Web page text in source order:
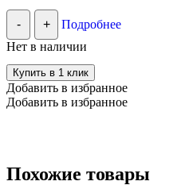
- +
Подробнее
Нет в наличии
Купить в 1 клик
Добавить в избранное
Добавить в избранное
Похожие товары